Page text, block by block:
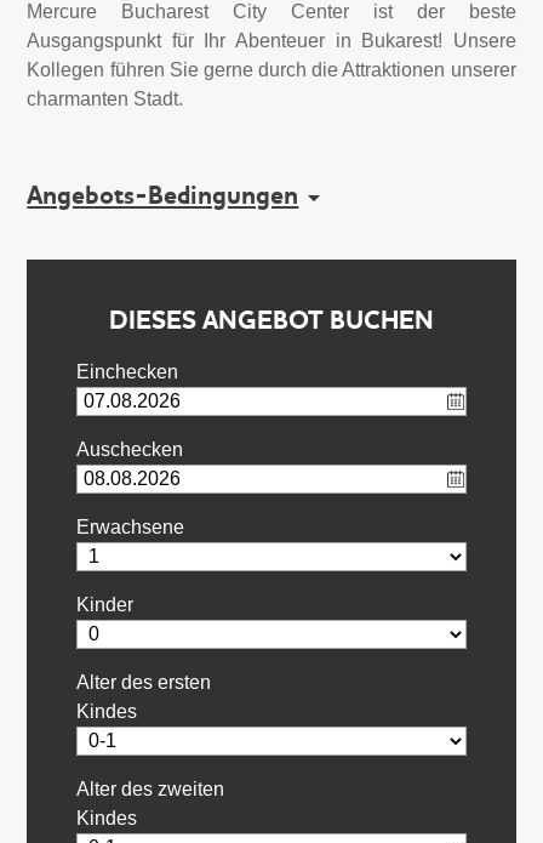
Mercure Bucharest City Center ist der beste
Ausgangspunkt für Ihr Abenteuer in Bukarest! Unsere
Kollegen führen Sie gerne durch die Attraktionen unserer
charmanten Stadt.
Angebots-Bedingungen
DIESES ANGEBOT BUCHEN
Einchecken
Auschecken
Erwachsene
Kinder
Alter des ersten
Kindes
Alter des zweiten
Kindes